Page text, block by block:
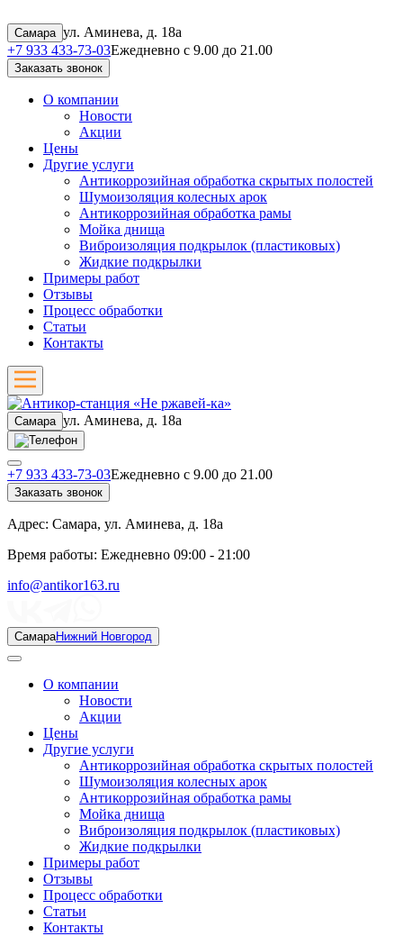
Самара ул. Аминева, д. 18а
+7 933 433-73-03Ежедневно с 9.00 до 21.00
Заказать звонок
О компании
Новости
Акции
Цены
Другие услуги
Антикоррозийная обработка скрытых полостей
Шумоизоляция колесных арок
Антикоррозийная обработка рамы
Мойка днища
Виброизоляция подкрылок (пластиковых)
Жидкие подкрылки
Примеры работ
Отзывы
Процесс обработки
Статьи
Контакты
Самара ул. Аминева, д. 18а
+7 933 433-73-03Ежедневно с 9.00 до 21.00
Заказать звонок
Адрес: Самара, ул. Аминева, д. 18а
Время работы: Ежедневно 09:00 - 21:00
info@antikor163.ru
СамараНижний Новгород
О компании
Новости
Акции
Цены
Другие услуги
Антикоррозийная обработка скрытых полостей
Шумоизоляция колесных арок
Антикоррозийная обработка рамы
Мойка днища
Виброизоляция подкрылок (пластиковых)
Жидкие подкрылки
Примеры работ
Отзывы
Процесс обработки
Статьи
Контакты